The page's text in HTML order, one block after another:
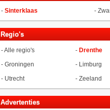
- Sinterklaas -
Regio's
-Alle regio's - Drenthe
- Groningen - Limburg
- Utrecht - Zeeland
Advertenties